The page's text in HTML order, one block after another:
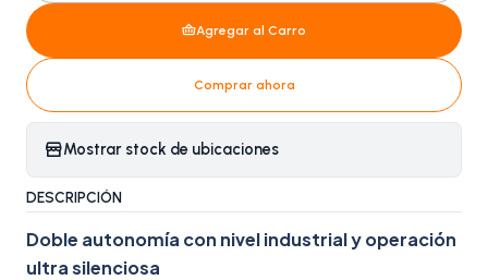
Agregar al Carro
Comprar ahora
Mostrar stock de ubicaciones
DESCRIPCIÓN
Doble autonomía con nivel industrial y operación
ultra silenciosa